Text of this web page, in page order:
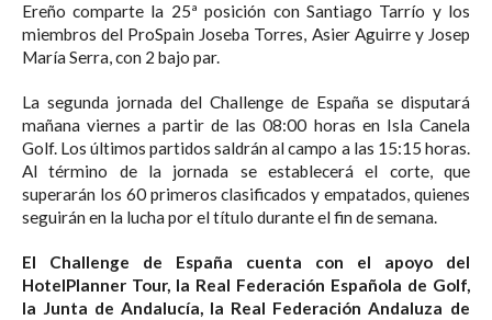
Ereño comparte la 25ª posición con Santiago Tarrío y los
miembros del ProSpain Joseba Torres, Asier Aguirre y Josep
María Serra, con 2 bajo par.
La segunda jornada del Challenge de España se disputará
mañana viernes a partir de las 08:00 horas en Isla Canela
Golf. Los últimos partidos saldrán al campo a las 15:15 horas.
Al término de la jornada se establecerá el corte, que
superarán los 60 primeros clasificados y empatados, quienes
seguirán en la lucha por el título durante el fin de semana.
El Challenge de España cuenta con el apoyo del
HotelPlanner Tour, la Real Federación Española de Golf,
la Junta de Andalucía, la Real Federación Andaluza de